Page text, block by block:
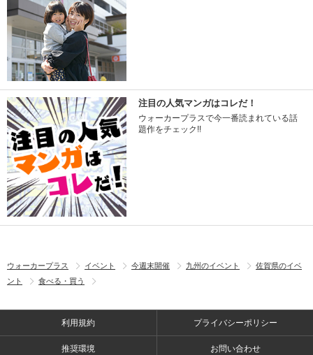
注目の人気マンガはコレだ！
ウォーカープラスで今一番読まれている話
題作をチェック!!
ウォーカープラス イベント 今週末開催 九州のイベント
佐賀県のイベ
ント
食べる・買う
利用規約 プライバシーポリシー
推奨環境 お問い合わせ